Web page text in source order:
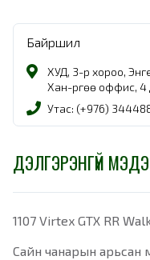
Байршил
ХУД, 3-р хороо,
Хан-Өргөө оффис, 4
Утас: (+976)
ДЭЛГЭРЭНГҮЙ
1107 Virtex GTX RR
Сайн чанарын арьсан